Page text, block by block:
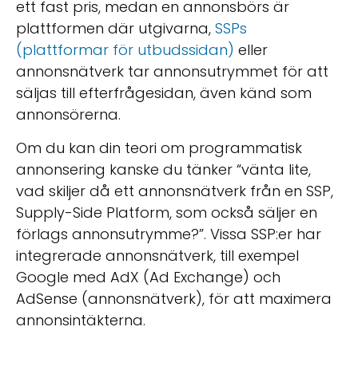
ett fast pris, medan en annonsbörs är
plattformen där utgivarna, SSPs
(plattformar för utbudssidan) eller
annonsnätverk tar annonsutrymmet för att
säljas till efterfrågesidan, även känd som
annonsörerna.
Om du kan din teori om programmatisk
annonsering kanske du tänker “vänta lite,
vad skiljer då ett annonsnätverk från en SSP,
Supply-Side Platform, som också säljer en
förlags annonsutrymme?”. Vissa SSP:er har
integrerade annonsnätverk, till exempel
Google med AdX (Ad Exchange) och
AdSense (annonsnätverk), för att maximera
annonsintäkterna.